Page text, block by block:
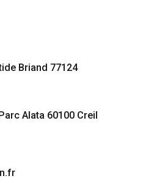
Briand 77124
Alata 60100 Creil